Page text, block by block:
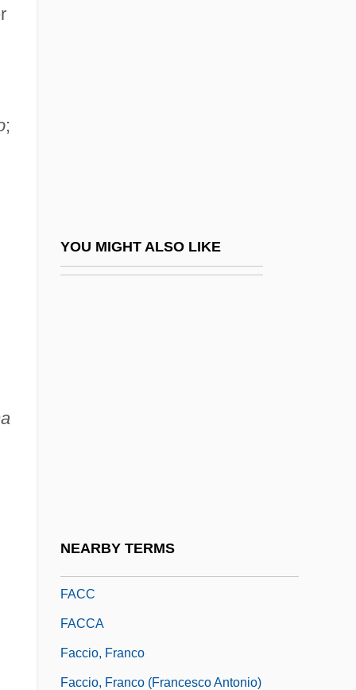
;
YOU MIGHT ALSO LIKE
NEARBY TERMS
Fabulation; Or, The Re–Education Of
Undine
FACC
FACCA
Faccio, Franco
Faccio, Franco (Francesco Antonio)